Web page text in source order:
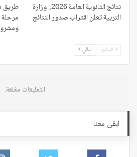
نتائج الثانوية العامة 2026.. وزارة
التربية تعلن اقتراب صدور النتائج
طريق
السابق التالي
التعليقات مغلقة.
ابقى معنا